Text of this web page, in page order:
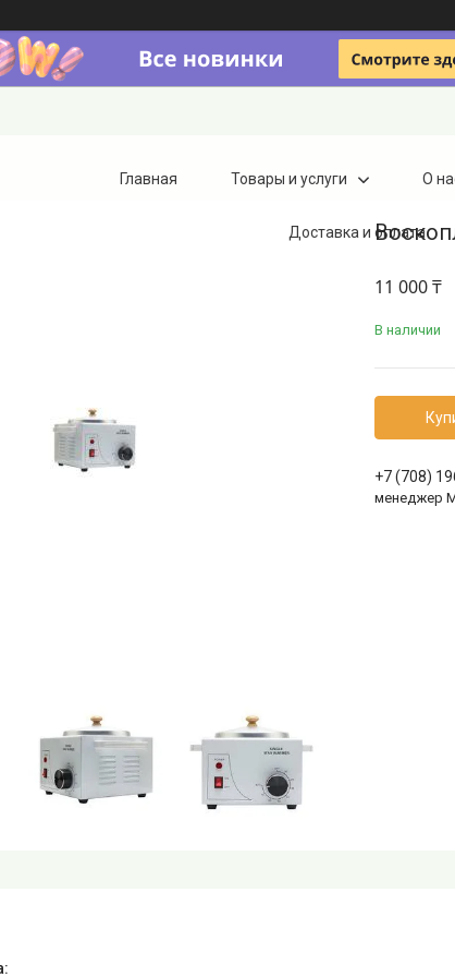
Главная Товары и услуги О
Доставка и оплата
11 000 ₸
В наличии
+7 (708)
менеджер